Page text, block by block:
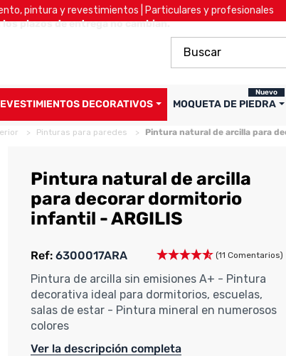
pintura y revestimientos | Particulares y profesionales
plazos de entrega no cambian.
DECORATIVOS MOQUETA DE PIEDRA
Nuevo
Pinturas para paredes Pintura natural de arcilla para
Pintura natural de arcilla
para decorar dormitorio
infantil - ARGILIS
Ref: 6300017ARA (11 Comentarios)
Pintura de arcilla sin emisiones A+ - Pintura
decorativa ideal para dormitorios, escuelas,
salas de estar - Pintura mineral en numerosos
colores
Ver la descripción completa